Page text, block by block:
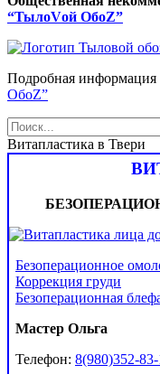
“ТылоVой ОбоZ”
Подробная информация
ОбоZ”
Витапластика в Твери
Безоперационное
Коррекция груди
Безоперационная
Мастер Ольга
Телефон: 8(980)352-